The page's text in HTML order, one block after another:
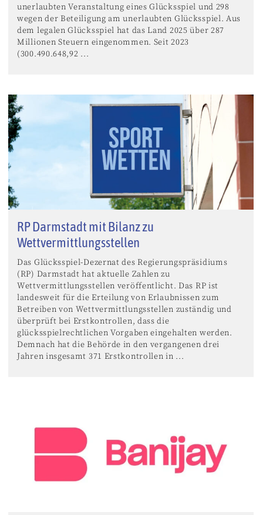
unerlaubten Veranstaltung eines Glücksspiel und 298
wegen der Beteiligung am unerlaubten Glücksspiel. Aus
dem legalen Glücksspiel hat das Land 2025 über 287
Millionen Steuern eingenommen. Seit 2023
(300.490.648,92 ...
RP Darmstadt mit Bilanz zu
Wettvermittlungsstellen
Das Glücksspiel-Dezernat des Regierungspräsidiums
(RP) Darmstadt hat aktuelle Zahlen zu
Wettvermittlungsstellen veröffentlicht. Das RP ist
landesweit für die Erteilung von Erlaubnissen zum
Betreiben von Wettvermittlungsstellen zuständig und
überprüft bei Erstkontrollen, dass die
glücksspielrechtlichen Vorgaben eingehalten werden.
Demnach hat die Behörde in den vergangenen drei
Jahren insgesamt 371 Erstkontrollen in ...